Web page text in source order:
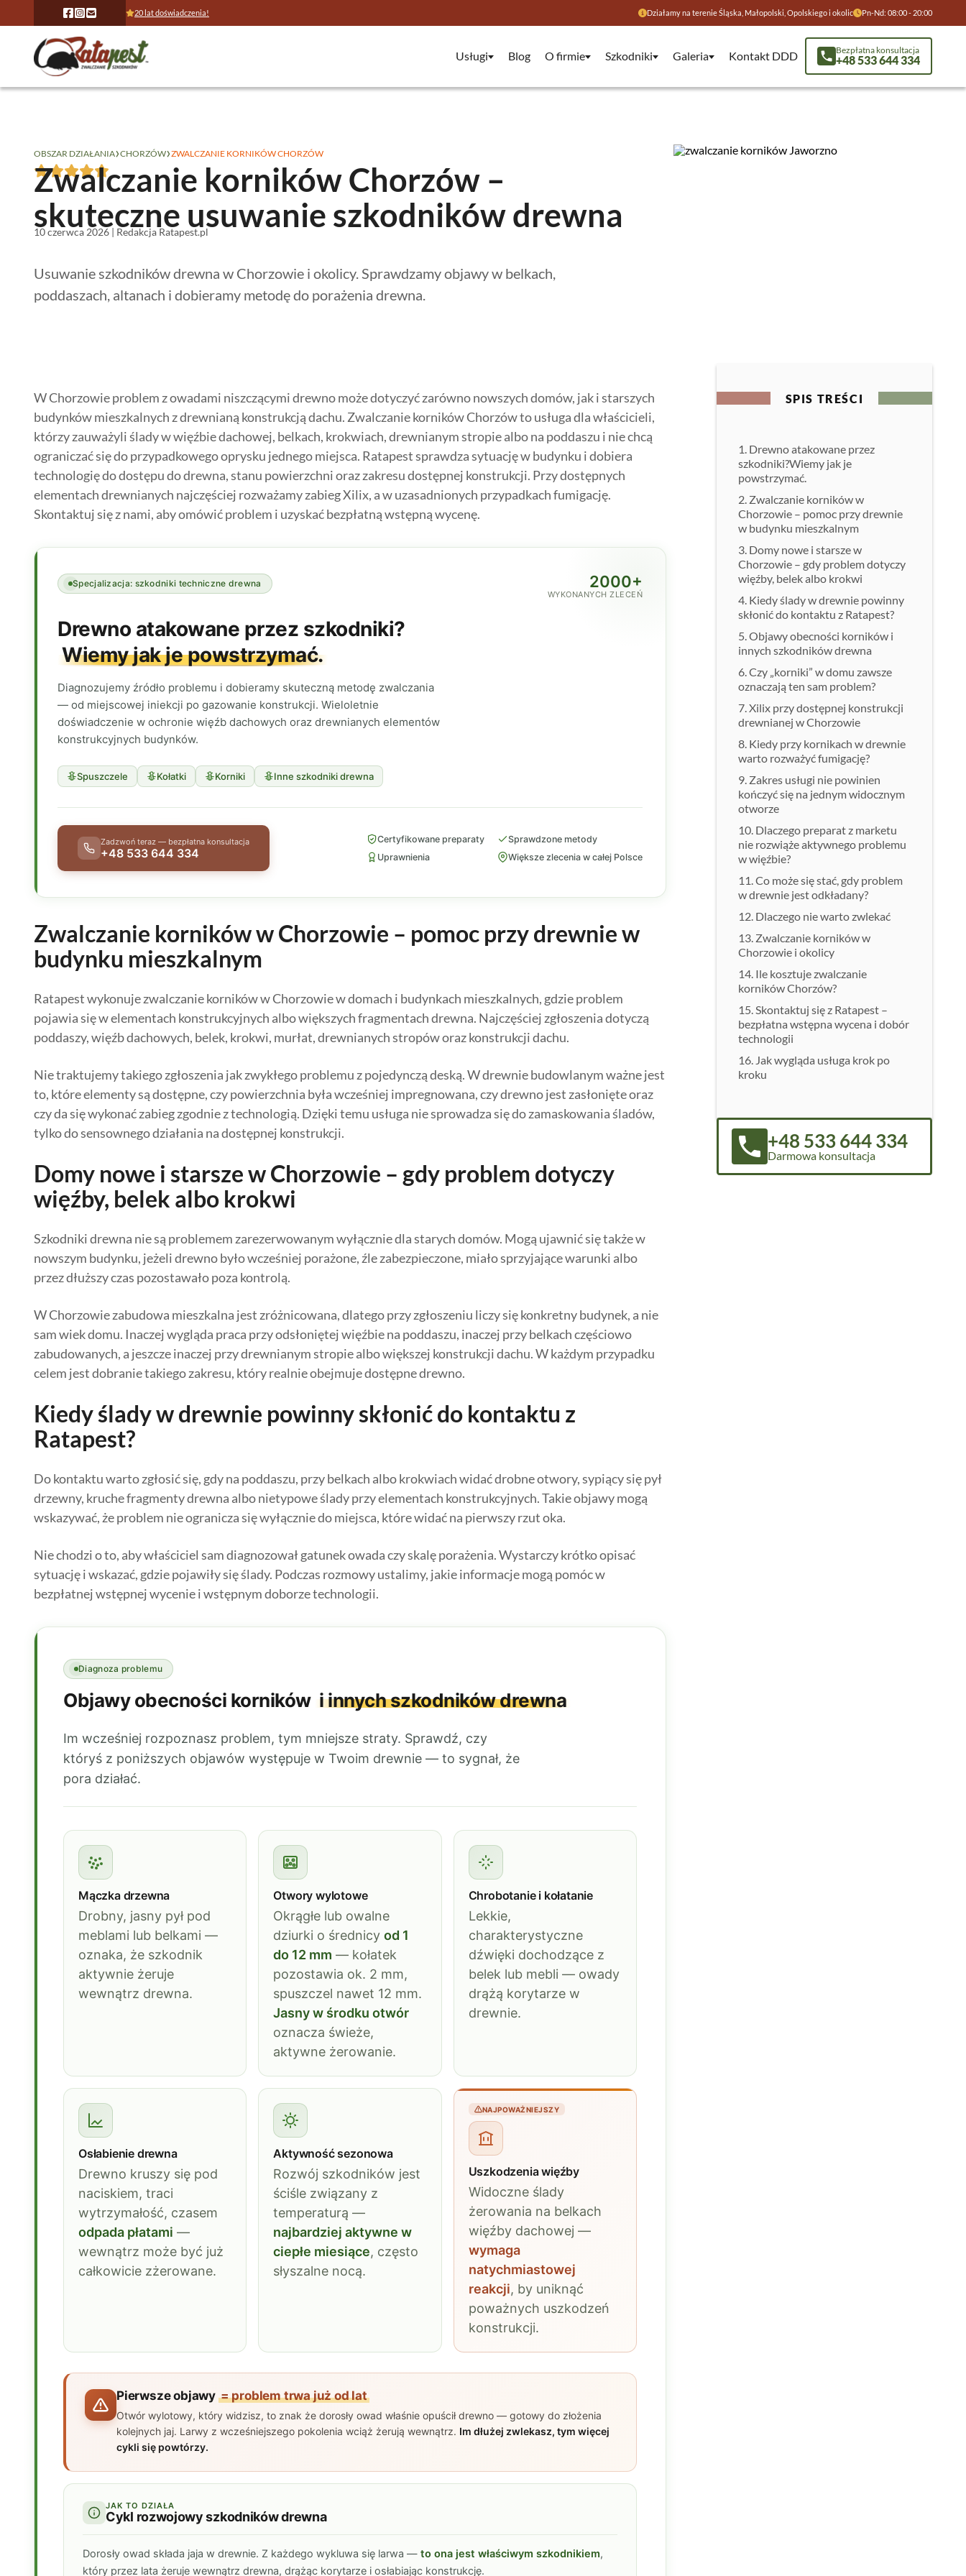
20 lat doświadczenia! Działamy na terenie Śląska, Małopolski, Opolskiego i okolic Pn-Nd: 08:00 - 20:00
Usługi Blog O firmie Szkodniki Galeria Kontakt DDD Bezpłatna konsultacja
+48 533 644 334
OBSZAR DZIAŁANIA›CHORZÓW›ZWALCZANIE KORNIKÓW CHORZÓW
Zwalczanie korników Chorzów –
skuteczne usuwanie szkodników drewna
10 czerwca 2026 | Redakcja Ratapest.pl
Usuwanie szkodników drewna w Chorzowie i okolicy. Sprawdzamy objawy w belkach,
poddaszach, altanach i dobieramy metodę do porażenia drewna.
W Chorzowie problem z owadami niszczącymi drewno może dotyczyć zarówno nowszych domów, jak i starszych
budynków mieszkalnych z drewnianą konstrukcją dachu. Zwalczanie korników Chorzów to usługa dla właścicieli,
którzy zauważyli ślady w więźbie dachowej, belkach, krokwiach, drewnianym stropie albo na poddaszu i nie chcą
ograniczać się do przypadkowego oprysku jednego miejsca. Ratapest sprawdza sytuację w budynku i dobiera
technologię do dostępu do drewna, stanu powierzchni oraz zakresu dostępnej konstrukcji. Przy dostępnych
elementach drewnianych najczęściej rozważamy zabieg Xilix, a w uzasadnionych przypadkach fumigację.
Skontaktuj się z nami, aby omówić problem i uzyskać bezpłatną wstępną wycenę.
Specjalizacja: szkodniki techniczne drewna 2000+
WYKONANYCH ZLECEŃ
Drewno atakowane przez szkodniki?
Wiemy jak je powstrzymać.
Diagnozujemy źródło problemu i dobieramy skuteczną metodę zwalczania
— od miejscowej iniekcji po gazowanie konstrukcji. Wieloletnie
doświadczenie w ochronie więźb dachowych oraz drewnianych elementów
konstrukcyjnych budynków.
Spuszczele Kołatki Korniki Inne szkodniki drewna
Zadzwoń teraz — bezpłatna konsultacja
+48 533 644 334
Certyfikowane preparaty
Sprawdzone metody
Uprawnienia
Większe zlecenia w całej Polsce
Zwalczanie korników w Chorzowie – pomoc przy drewnie w
budynku mieszkalnym
Ratapest wykonuje zwalczanie korników w Chorzowie w domach i budynkach mieszkalnych, gdzie problem
pojawia się w elementach konstrukcyjnych albo większych fragmentach drewna. Najczęściej zgłoszenia dotyczą
poddaszy, więźb dachowych, belek, krokwi, murłat, drewnianych stropów oraz konstrukcji dachu.
Nie traktujemy takiego zgłoszenia jak zwykłego problemu z pojedynczą deską. W drewnie budowlanym ważne jest
to, które elementy są dostępne, czy powierzchnia była wcześniej impregnowana, czy drewno jest zasłonięte oraz
czy da się wykonać zabieg zgodnie z technologią. Dzięki temu usługa nie sprowadza się do zamaskowania śladów,
tylko do sensownego działania na dostępnej konstrukcji.
Domy nowe i starsze w Chorzowie – gdy problem dotyczy
więźby, belek albo krokwi
Szkodniki drewna nie są problemem zarezerwowanym wyłącznie dla starych domów. Mogą ujawnić się także w
nowszym budynku, jeżeli drewno było wcześniej porażone, źle zabezpieczone, miało sprzyjające warunki albo
przez dłuższy czas pozostawało poza kontrolą.
W Chorzowie zabudowa mieszkalna jest zróżnicowana, dlatego przy zgłoszeniu liczy się konkretny budynek, a nie
sam wiek domu. Inaczej wygląda praca przy odsłoniętej więźbie na poddaszu, inaczej przy belkach częściowo
zabudowanych, a jeszcze inaczej przy drewnianym stropie albo większej konstrukcji dachu. W każdym przypadku
celem jest dobranie takiego zakresu, który realnie obejmuje dostępne drewno.
Kiedy ślady w drewnie powinny skłonić do kontaktu z
Ratapest?
Do kontaktu warto zgłosić się, gdy na poddaszu, przy belkach albo krokwiach widać drobne otwory, sypiący się pył
drzewny, kruche fragmenty drewna albo nietypowe ślady przy elementach konstrukcyjnych. Takie objawy mogą
wskazywać, że problem nie ogranicza się wyłącznie do miejsca, które widać na pierwszy rzut oka.
Nie chodzi o to, aby właściciel sam diagnozował gatunek owada czy skalę porażenia. Wystarczy krótko opisać
sytuację i wskazać, gdzie pojawiły się ślady. Podczas rozmowy ustalimy, jakie informacje mogą pomóc w
bezpłatnej wstępnej wycenie i wstępnym doborze technologii.
Diagnoza problemu
Objawy obecności korników i innych szkodników drewna
Im wcześniej rozpoznasz problem, tym mniejsze straty. Sprawdź, czy
któryś z poniższych objawów występuje w Twoim drewnie — to sygnał, że
pora działać.
Mączka drzewna
Drobny, jasny pył pod
meblami lub belkami —
oznaka, że szkodnik
aktywnie żeruje
wewnątrz drewna.
Otwory wylotowe
Okrągłe lub owalne
dziurki o średnicyod 1
do 12 mm — kołatek
pozostawia ok. 2 mm,
spuszczel nawet 12 mm.
Jasny w środku otwór
oznacza świeże,
aktywne żerowanie.
Chrobotanie i kołatanie
Lekkie,
charakterystyczne
dźwięki dochodzące z
belek lub mebli — owady
drążą korytarze w
drewnie.
Osłabienie drewna
Drewno kruszy się pod
naciskiem, traci
wytrzymałość, czasem
odpada płatami —
wewnątrz może być już
całkowicie zżerowane.
Aktywność sezonowa
Rozwój szkodników jest
ściśle związany z
temperaturą —
najbardziej aktywne w
ciepłe miesiące, często
słyszalne nocą.
NAJPOWAŻNIEJSZY
Uszkodzenia więźby
Widoczne ślady
żerowania na belkach
więźby dachowej —
wymaga
natychmiastowej
reakcji, by uniknąć
poważnych uszkodzeń
konstrukcji.
Pierwsze objawy = problem trwa już od lat
Otwór wylotowy, który widzisz, to znak że dorosły owad właśnie opuścił drewno — gotowy do złożenia
kolejnych jaj. Larwy z wcześniejszego pokolenia wciąż żerują wewnątrz. Im dłużej zwlekasz, tym więcej
cykli się powtórzy.
JAK TO DZIAŁA
Cykl rozwojowy szkodników drewna
Dorosły owad składa jaja w drewnie. Z każdego wykluwa się larwa — to ona jest właściwym szkodnikiem,
który przez lata żeruje wewnątrz drewna, drążąc korytarze i osłabiając konstrukcję.
SPIS TREŚCI
Drewno atakowane przez
szkodniki?Wiemy jak je
powstrzymać.
Zwalczanie korników w
Chorzowie – pomoc przy drewnie
w budynku mieszkalnym
Domy nowe i starsze w
Chorzowie – gdy problem dotyczy
więźby, belek albo krokwi
Kiedy ślady w drewnie powinny
skłonić do kontaktu z Ratapest?
Objawy obecności korników i
innych szkodników drewna
Czy „korniki” w domu zawsze
oznaczają ten sam problem?
Xilix przy dostępnej konstrukcji
drewnianej w Chorzowie
Kiedy przy kornikach w drewnie
warto rozważyć fumigację?
Zakres usługi nie powinien
kończyć się na jednym widocznym
otworze
Dlaczego preparat z marketu
nie rozwiąże aktywnego problemu
w więźbie?
Co może się stać, gdy problem
w drewnie jest odkładany?
Dlaczego nie warto zwlekać
Zwalczanie korników w
Chorzowie i okolicy
Ile kosztuje zwalczanie
korników Chorzów?
Skontaktuj się z Ratapest –
bezpłatna wstępna wycena i dobór
technologii
Jak wygląda usługa krok po
kroku
+48 533 644 334
Darmowa konsultacja